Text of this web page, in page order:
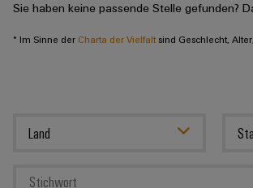
Sie haben keine passende Stelle gefunden?
* Im Sinne der Charta der Vielfalt sind Geschlecht,
Land